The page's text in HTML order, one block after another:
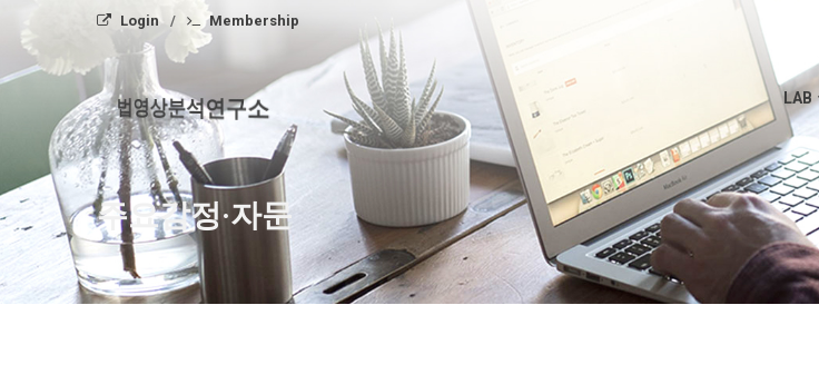
Login Membership
법영상분석연구소 LAB
주요감정·자문